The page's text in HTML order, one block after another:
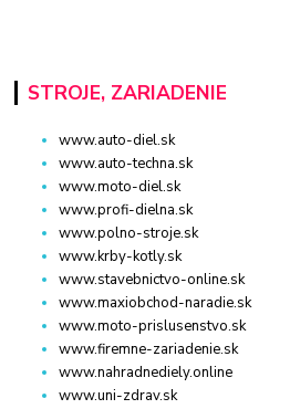
STROJE, ZARIADENIE
www.auto-diel.sk
www.auto-techna.sk
www.moto-diel.sk
www.profi-dielna.sk
www.polno-stroje.sk
www.krby-kotly.sk
www.stavebnictvo-online.sk
www.maxiobchod-naradie.sk
www.moto-prislusenstvo.sk
www.firemne-zariadenie.sk
www.nahradnediely.online
www.uni-zdrav.sk